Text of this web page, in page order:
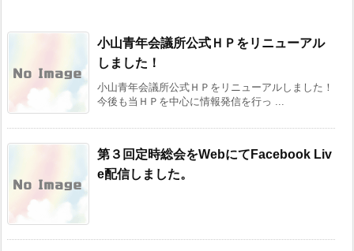
小山青年会議所公式ＨＰをリニューアル
しました！
小山青年会議所公式ＨＰをリニューアルしました！
今後も当ＨＰを中心に情報発信を行っ ...
第３回定時総会をWebにてFacebook Liv
e配信しました。